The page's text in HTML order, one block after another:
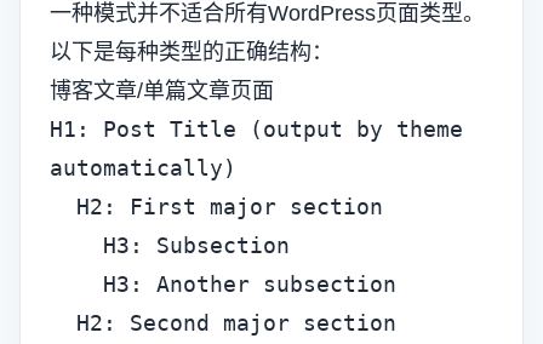
一种模式并不适合所有WordPress页面类型。
以下是每种类型的正确结构：
博客文章/单篇文章页面
H1: Post Title (output by theme
automatically)